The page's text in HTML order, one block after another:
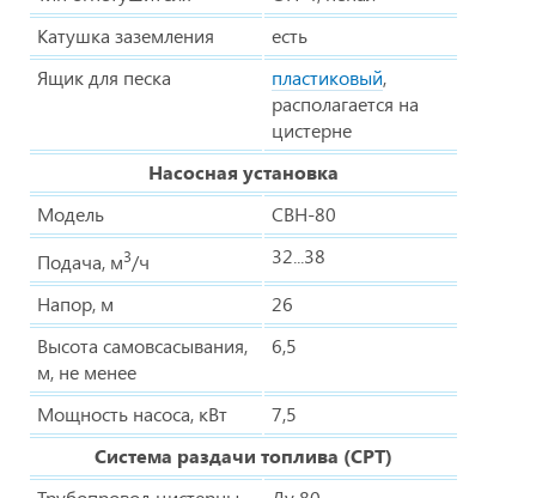
Катушка заземления
есть
Ящик для песка
пластиковый,
располагается на
цистерне
Насосная установка
Модель
СВН-80
Подача, м3/ч
32...38
Напор, м
26
Высота самовсасывания,
м, не менее
6,5
Мощность насоса, кВт
7,5
Система раздачи топлива (СРТ)